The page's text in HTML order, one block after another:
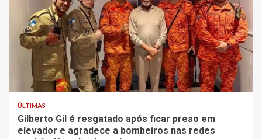
1 min read
ÚLTIMAS
Gilberto Gil é resgatado após ficar preso em
elevador e agradece a bombeiros nas redes